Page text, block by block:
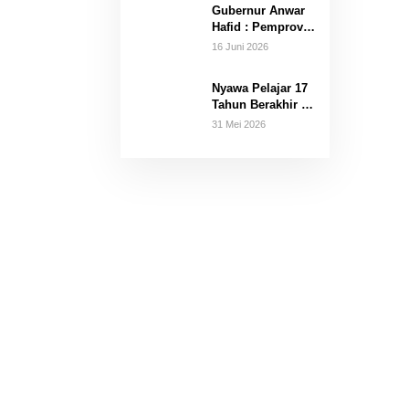
di 16 Kecamatan
Gubernur Anwar
Hafid : Pemprov
Hanya Terima
16 Juni 2026
Nyawa Pelajar 17
Tahun Berakhir Di
Tali Gantungan
31 Mei 2026